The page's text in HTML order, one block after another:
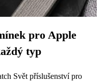
pro Apple
typ
Svět příslušenství pro